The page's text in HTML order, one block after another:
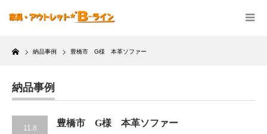
Home
納品事例 豊橋市 G様 本革ソファー
納品事例
11.8
豊橋市 G様 本革ソファー